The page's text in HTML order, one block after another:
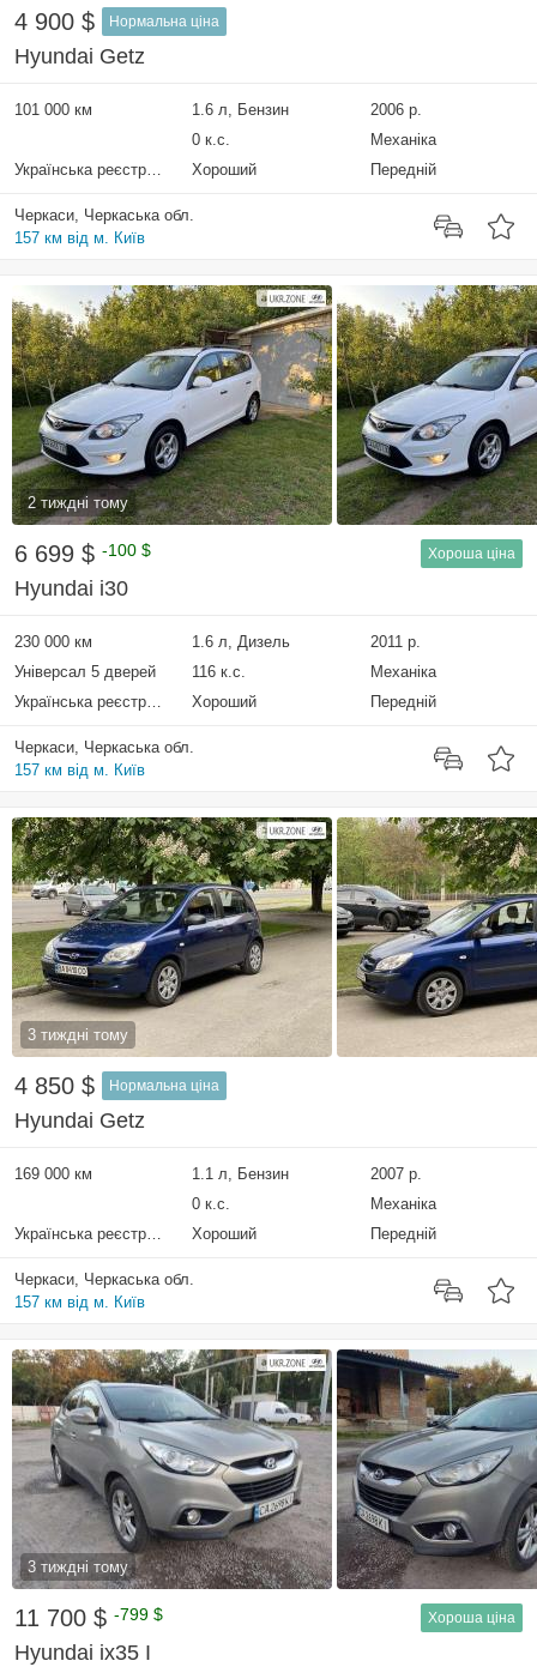
4 900 $ Нормальна ціна
Hyundai Getz
101 000 км 1.6 л, Бензин
2006 р.
0 к.с.
Механіка
Українська реєстрація
Хороший Передній
Черкаси, Черкаська обл.
157 км від м. Київ
2 тиждні тому
6 699 $ -100 $ Хороша ціна
Hyundai i30
230 000 км 1.6 л, Дизель
2011 р.
Універсал 5 дверей
116 к.с.
Механіка
Українська реєстрація
Хороший Передній
Черкаси, Черкаська обл.
157 км від м. Київ
3 тиждні тому
4 850 $ Нормальна ціна
Hyundai Getz
169 000 км 1.1 л, Бензин
2007 р.
0 к.с.
Механіка
Українська реєстрація
Хороший Передній
Черкаси, Черкаська обл.
157 км від м. Київ
3 тиждні тому
11 700 $ -799 $ Хороша ціна
Hyundai ix35 I